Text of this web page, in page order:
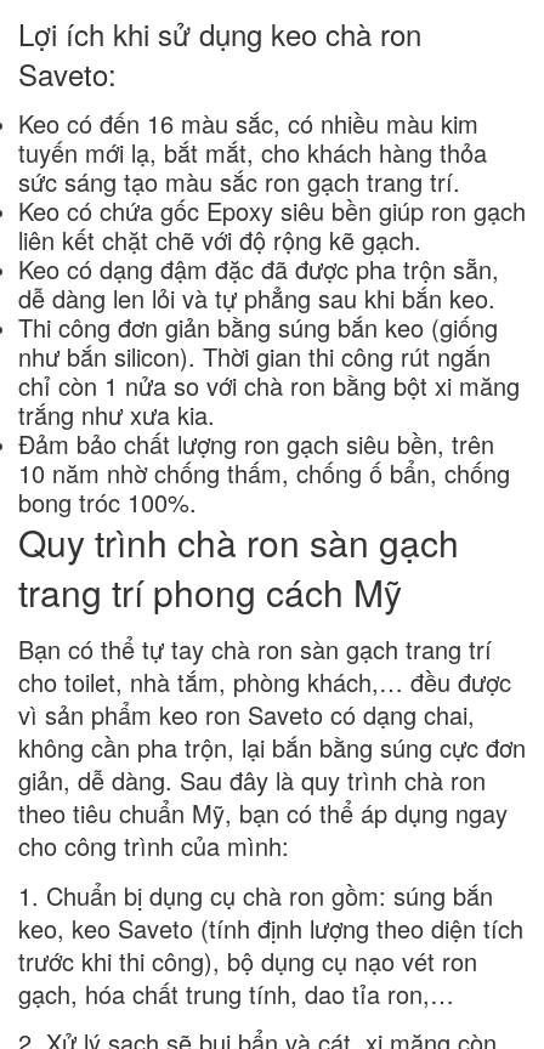
Lợi ích khi sử dụng keo chà ron
Saveto:
Keo có đến 16 màu sắc, có nhiều màu kim
tuyến mới lạ, bắt mắt, cho khách hàng thỏa
sức sáng tạo màu sắc ron gạch trang trí.
Keo có chứa gốc Epoxy siêu bền giúp ron gạch
liên kết chặt chẽ với độ rộng kẽ gạch.
Keo có dạng đậm đặc đã được pha trộn sẵn,
dễ dàng len lỏi và tự phẳng sau khi bắn keo.
Thi công đơn giản bằng súng bắn keo (giống
như bắn silicon). Thời gian thi công rút ngắn
chỉ còn 1 nửa so với chà ron bằng bột xi măng
trắng như xưa kia.
Đảm bảo chất lượng ron gạch siêu bền, trên
10 năm nhờ chống thấm, chống ố bẩn, chống
bong tróc 100%.
Quy trình chà ron sàn gạch
trang trí phong cách Mỹ
Bạn có thể tự tay chà ron sàn gạch trang trí
cho toilet, nhà tắm, phòng khách,… đều được
vì sản phẩm keo ron Saveto có dạng chai,
không cần pha trộn, lại bắn bằng súng cực đơn
giản, dễ dàng. Sau đây là quy trình chà ron
theo tiêu chuẩn Mỹ, bạn có thể áp dụng ngay
cho công trình của mình:
1. Chuẩn bị dụng cụ chà ron gồm: súng bắn
keo, keo Saveto (tính định lượng theo diện tích
trước khi thi công), bộ dụng cụ nạo vét ron
gạch, hóa chất trung tính, dao tỉa ron,…